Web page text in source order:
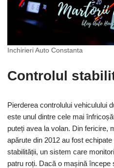
Inchirieri Auto Constanta
Controlul
Pierderea controlului vehiculului
este unul dintre cele mai
puteți avea la volan. Din fericire,
apărute din 2012 au fost
stabilității, un sistem care
patru roți. Dacă o mașină începe